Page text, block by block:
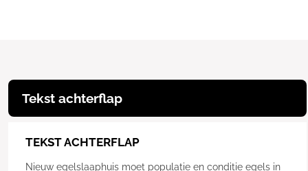
Tekst achterflap
TEKST ACHTERFLAP
Nieuw egelslaaphuis moet populatie en conditie egels in